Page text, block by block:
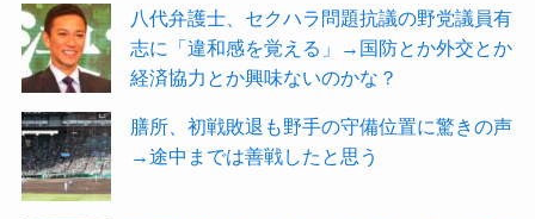
八代弁護士、セクハラ問題抗議の野党議員有
志に「違和感を覚える」→国防とか外交とか
経済協力とか興味ないのかな？
膳所、初戦敗退も野手の守備位置に驚きの声
→途中までは善戦したと思う